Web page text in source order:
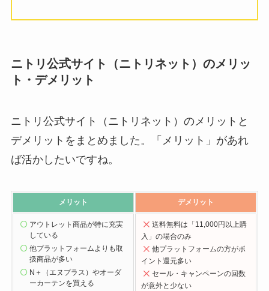
ニトリ公式サイト（ニトリネット）のメリッ
ト・デメリット
ニトリ公式サイト（ニトリネット）のメリットと
デメリットをまとめました。「メリット」があれ
ば活かしたいですね。
メリット デメリット
アウトレット商品が特に充実
している
他プラットフォームよりも取
扱商品が多い
N＋（エヌプラス）やオーダ
ーカーテンを買える
送料無料は「11,000円以上購
入」の場合のみ
他プラットフォームの方がポ
イント還元多い
セール・キャンペーンの回数
が意外と少ない